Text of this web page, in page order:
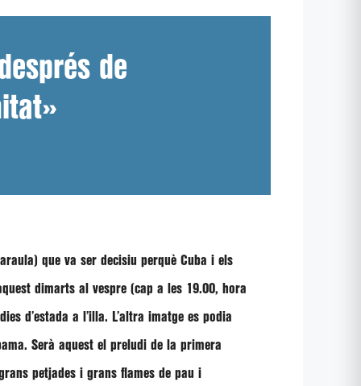
de
que va ser decisiu perquè Cuba i els
dimarts al vespre (cap a les 19.00, hora
d’estada a l’illa. L’altra imatge es podia
. Serà aquest el preludi de la primera
petjades i grans flames de pau i